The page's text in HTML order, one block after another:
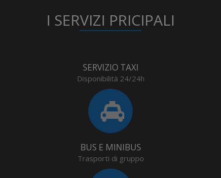
I SERVIZI PRICIPALI
SERVIZIO TAXI
Disponibilità 24/24h
BUS E MINIBUS
Trasporti di gruppo